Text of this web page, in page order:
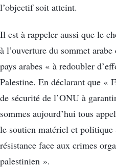
l’objectif soit atteint.
Il est à rappeler aussi que le
à l’ouverture du sommet
pays arabes « à redoubler
Palestine. En déclarant que «
de sécurité de l’ONU à
sommes aujourd’hui tous
le soutien matériel et politique
résistance face aux crimes
palestinien ».